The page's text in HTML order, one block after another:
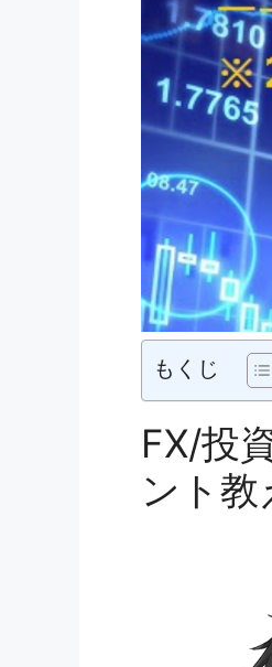
もくじ
FX/投
ント